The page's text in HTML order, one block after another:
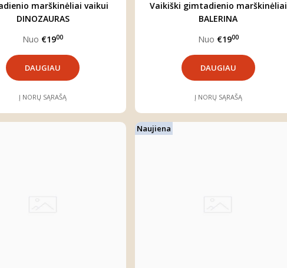
marškinėliai vaikui
DINOZAURAS
Nuo €1900
DAUGIAU
Į NORŲ SĄRAŠĄ
Vaikiški gimtadienio marškinėliai
BALERINA
Nuo €1900
DAUGIAU
Į NORŲ SĄRAŠĄ
Naujiena